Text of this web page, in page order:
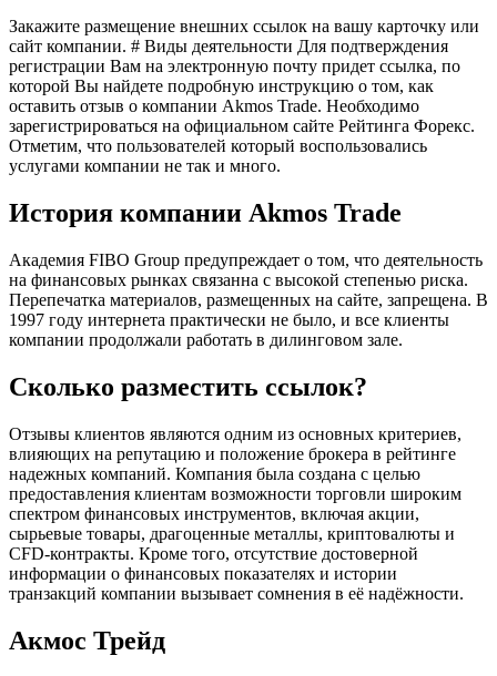
Закажите размещение внешних ссылок на вашу карточку или
сайт компании. # Виды деятельности Для подтверждения
регистрации Вам на электронную почту придет ссылка, по
которой Вы найдете подробную инструкцию о том, как
оставить отзыв о компании Akmos Trade. Необходимо
зарегистрироваться на официальном сайте Рейтинга Форекс.
Отметим, что пользователей который воспользовались
услугами компании не так и много.
История компании Akmos Trade
Академия FIBO Group предупреждает о том, что деятельность
на финансовых рынках связанна с высокой степенью риска.
Перепечатка материалов, размещенных на сайте, запрещена. В
1997 году интернета практически не было, и все клиенты
компании продолжали работать в дилинговом зале.
Сколько разместить ссылок?
Отзывы клиентов являются одним из основных критериев,
влияющих на репутацию и положение брокера в рейтинге
надежных компаний. Компания была создана с целью
предоставления клиентам возможности торговли широким
спектром финансовых инструментов, включая акции,
сырьевые товары, драгоценные металлы, криптовалюты и
CFD-контракты. Кроме того, отсутствие достоверной
информации о финансовых показателях и истории
транзакций компании вызывает сомнения в её надёжности.
Акмос Трейд